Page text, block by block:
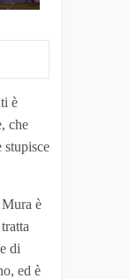
è
che
stupisce
è
di
ed è